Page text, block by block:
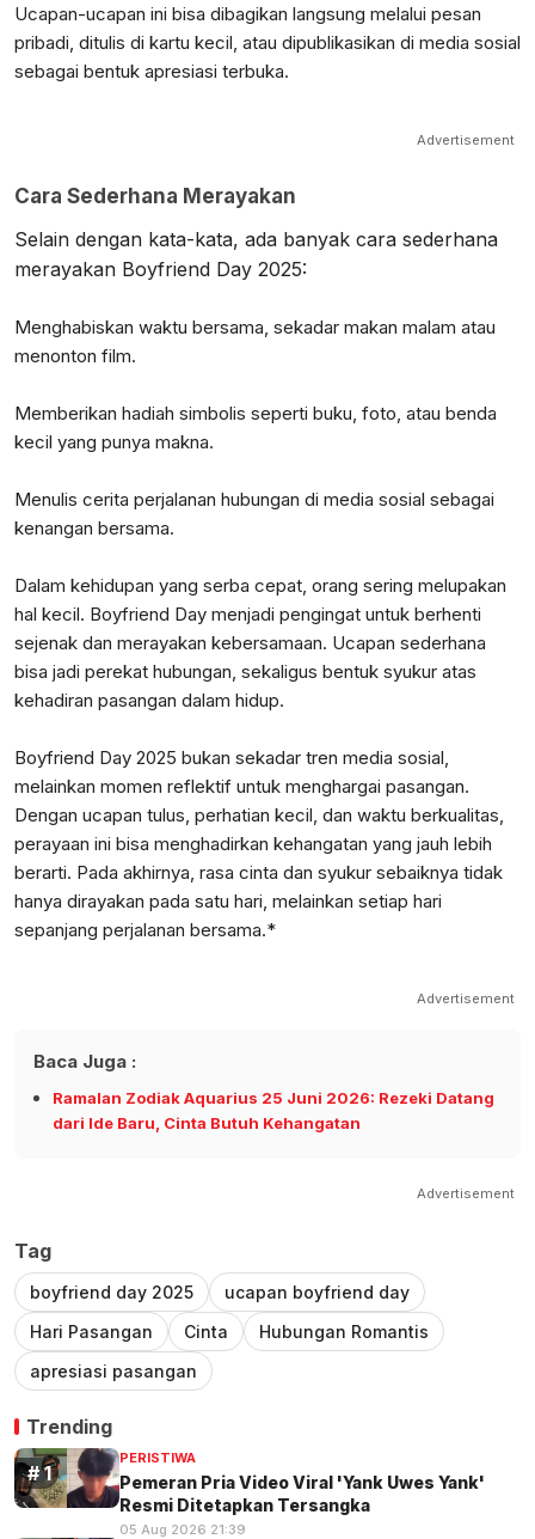
Ucapan-ucapan ini bisa dibagikan langsung melalui pesan
pribadi, ditulis di kartu kecil, atau dipublikasikan di media sosial
sebagai bentuk apresiasi terbuka.
Advertisement
Cara Sederhana Merayakan
Selain dengan kata-kata, ada banyak cara sederhana
merayakan Boyfriend Day 2025:
Menghabiskan waktu bersama, sekadar makan malam atau
menonton film.
Memberikan hadiah simbolis seperti buku, foto, atau benda
kecil yang punya makna.
Menulis cerita perjalanan hubungan di media sosial sebagai
kenangan bersama.
Dalam kehidupan yang serba cepat, orang sering melupakan
hal kecil. Boyfriend Day menjadi pengingat untuk berhenti
sejenak dan merayakan kebersamaan. Ucapan sederhana
bisa jadi perekat hubungan, sekaligus bentuk syukur atas
kehadiran pasangan dalam hidup.
Boyfriend Day 2025 bukan sekadar tren media sosial,
melainkan momen reflektif untuk menghargai pasangan.
Dengan ucapan tulus, perhatian kecil, dan waktu berkualitas,
perayaan ini bisa menghadirkan kehangatan yang jauh lebih
berarti. Pada akhirnya, rasa cinta dan syukur sebaiknya tidak
hanya dirayakan pada satu hari, melainkan setiap hari
sepanjang perjalanan bersama.*
Advertisement
Baca Juga :
Ramalan Zodiak Aquarius 25 Juni 2026: Rezeki Datang
dari Ide Baru, Cinta Butuh Kehangatan
Advertisement
Tag
boyfriend day 2025
ucapan boyfriend day
Hari Pasangan
Cinta
Hubungan Romantis
apresiasi pasangan
Trending
PERISTIWA
Pemeran Pria Video Viral 'Yank Uwes Yank'
Resmi Ditetapkan Tersangka
05 Aug 2026 21:39